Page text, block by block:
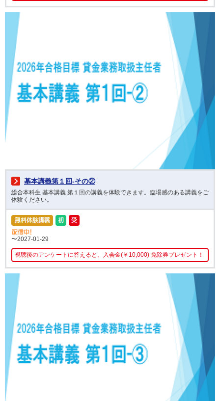
基本講義第１回-その②
総合本科生 基本講義 第１回の講義を体験できます。臨場感のある講義をご
体験ください。
〜2027-01-29
視聴後のアンケートに答えると、入会金(￥10,000) 免除券プレゼント！